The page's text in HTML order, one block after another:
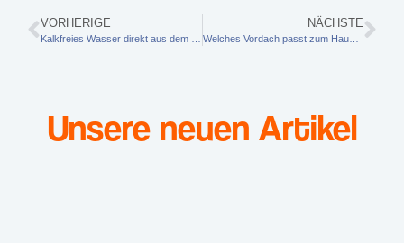
VORHERIGE NÄCHSTE
Welches Vordach passt zum Hauseingang im Neubau?
Unsere neuen Artikel